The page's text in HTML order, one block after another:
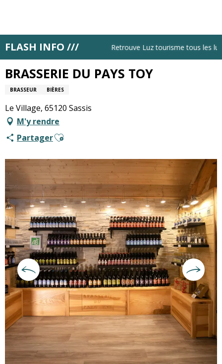
principal
FLASH INFO /// Retrouve Luz tourisme tous les
Accueil BRASSERIE DU PAYS TOY
BRASSERIE DU PAYS TOY
BRASSEUR BIÈRES
Le Village, 65120 Sassis
M'y rendre
PartagerAjouter aux favoris